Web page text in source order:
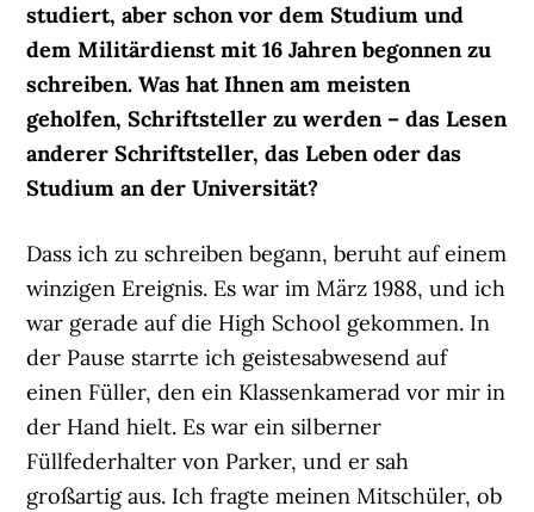
studiert, aber schon vor dem Studium und
dem Militärdienst mit 16 Jahren begonnen zu
schreiben. Was hat Ihnen am meisten
geholfen, Schriftsteller zu werden – das Lesen
anderer Schriftsteller, das Leben oder das
Studium an der Universität?
Dass ich zu schreiben begann, beruht auf einem
winzigen Ereignis. Es war im März 1988, und ich
war gerade auf die High School gekommen. In
der Pause starrte ich geistesabwesend auf
einen Füller, den ein Klassenkamerad vor mir in
der Hand hielt. Es war ein silberner
Füllfederhalter von Parker, und er sah
großartig aus. Ich fragte meinen Mitschüler, ob